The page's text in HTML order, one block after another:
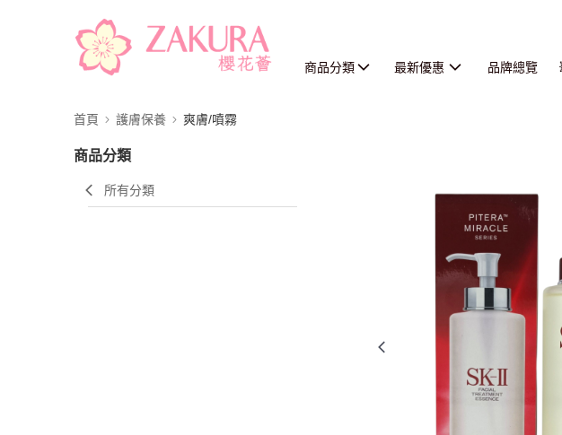
商品分類 最新優惠 品牌總覽
首頁 護膚保養 爽膚/噴霧
商品分類
所有分類